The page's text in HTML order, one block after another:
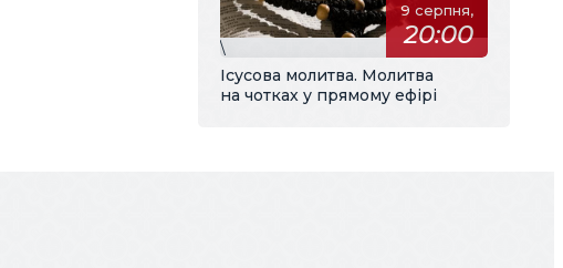
9 серпня,
20:00
\
Ісусова молитва. Молитва
на чотках у прямому ефірі